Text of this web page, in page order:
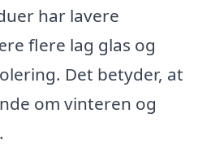
har lavere
flere lag glas og
Det betyder, at
om vinteren og